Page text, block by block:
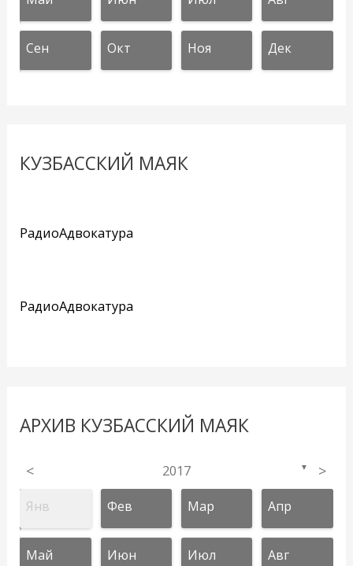
Сен Окт Ноя Дек
КУЗБАССКИЙ МАЯК
РадиоАдвокатура
РадиоАдвокатура
АРХИВ КУЗБАССКИЙ МАЯК
< 2017 ▼ >
Янв Фев Мар Апр
Май Июн Июл Авг